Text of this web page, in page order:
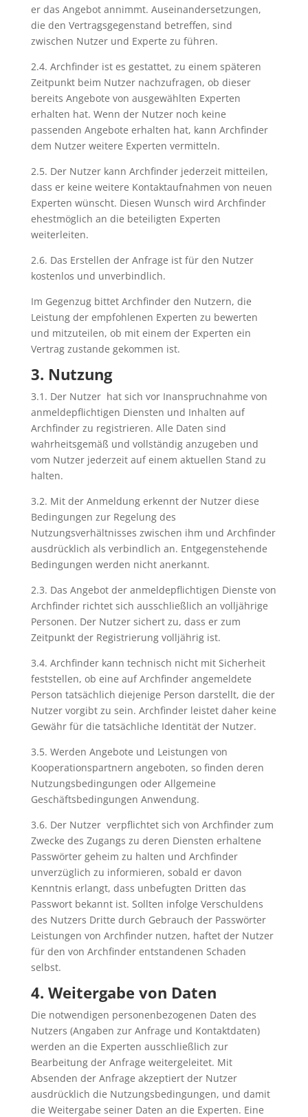
er das Angebot annimmt. Auseinandersetzungen,
die den Vertragsgegenstand betreffen, sind
zwischen Nutzer und Experte zu führen.
2.4. Archfinder ist es gestattet, zu einem späteren
Zeitpunkt beim Nutzer nachzufragen, ob dieser
bereits Angebote von ausgewählten Experten
erhalten hat. Wenn der Nutzer noch keine
passenden Angebote erhalten hat, kann Archfinder
dem Nutzer weitere Experten vermitteln.
2.5. Der Nutzer kann Archfinder jederzeit mitteilen,
dass er keine weitere Kontaktaufnahmen von neuen
Experten wünscht. Diesen Wunsch wird Archfinder
ehestmöglich an die beteiligten Experten
weiterleiten.
2.6. Das Erstellen der Anfrage ist für den Nutzer
kostenlos und unverbindlich.
Im Gegenzug bittet Archfinder den Nutzern, die
Leistung der empfohlenen Experten zu bewerten
und mitzuteilen, ob mit einem der Experten ein
Vertrag zustande gekommen ist.
3. Nutzung
3.1. Der Nutzer hat sich vor Inanspruchnahme von
anmeldepflichtigen Diensten und Inhalten auf
Archfinder zu registrieren. Alle Daten sind
wahrheitsgemäß und vollständig anzugeben und
vom Nutzer jederzeit auf einem aktuellen Stand zu
halten.
3.2. Mit der Anmeldung erkennt der Nutzer diese
Bedingungen zur Regelung des
Nutzungsverhältnisses zwischen ihm und Archfinder
ausdrücklich als verbindlich an. Entgegenstehende
Bedingungen werden nicht anerkannt.
2.3. Das Angebot der anmeldepflichtigen Dienste von
Archfinder richtet sich ausschließlich an volljährige
Personen. Der Nutzer sichert zu, dass er zum
Zeitpunkt der Registrierung volljährig ist.
3.4. Archfinder kann technisch nicht mit Sicherheit
feststellen, ob eine auf Archfinder angemeldete
Person tatsächlich diejenige Person darstellt, die der
Nutzer vorgibt zu sein. Archfinder leistet daher keine
Gewähr für die tatsächliche Identität der Nutzer.
3.5. Werden Angebote und Leistungen von
Kooperationspartnern angeboten, so finden deren
Nutzungsbedingungen oder Allgemeine
Geschäftsbedingungen Anwendung.
3.6. Der Nutzer verpflichtet sich von Archfinder zum
Zwecke des Zugangs zu deren Diensten erhaltene
Passwörter geheim zu halten und Archfinder
unverzüglich zu informieren, sobald er davon
Kenntnis erlangt, dass unbefugten Dritten das
Passwort bekannt ist. Sollten infolge Verschuldens
des Nutzers Dritte durch Gebrauch der Passwörter
Leistungen von Archfinder nutzen, haftet der Nutzer
für den von Archfinder entstandenen Schaden
selbst.
4. Weitergabe von Daten
Die notwendigen personenbezogenen Daten des
Nutzers (Angaben zur Anfrage und Kontaktdaten)
werden an die Experten ausschließlich zur
Bearbeitung der Anfrage weitergeleitet. Mit
Absenden der Anfrage akzeptiert der Nutzer
ausdrücklich die Nutzungsbedingungen, und damit
die Weitergabe seiner Daten an die Experten. Eine